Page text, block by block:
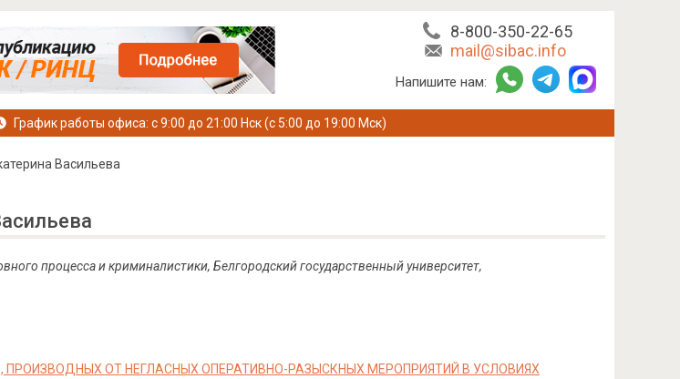
8-800-350-22-65
mail@sibac.info
Напишите нам:
График работы офиса: с 9:00 до 21:00 Нск (с 5:00 до 19:00 Мск)
Васильева
процесса и криминалистики, Белгородский государственный университет,
ОТ НЕГЛАСНЫХ ОПЕРАТИВНО-РАЗЫСКНЫХ МЕРОПРИЯТИЙ В УСЛОВИЯХ